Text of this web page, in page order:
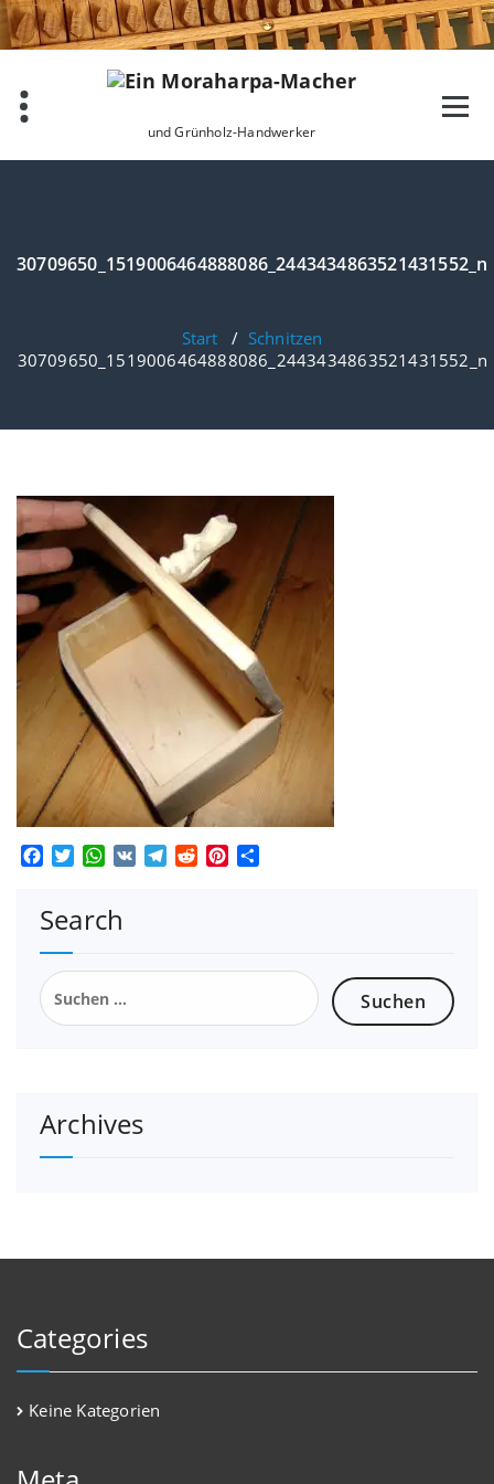
Zum
Inhalt
springen
und Grünholz-Handwerker
30709650_1519006464888086_2443434863521431552_n
Start / Schnitzen
30709650_1519006464888086_2443434863521431552_n
Facebook
TwitterWhatsApp
VK Telegram
RedditPinterest
Search
Suchen
nach:
Archives
Categories
Keine Kategorien